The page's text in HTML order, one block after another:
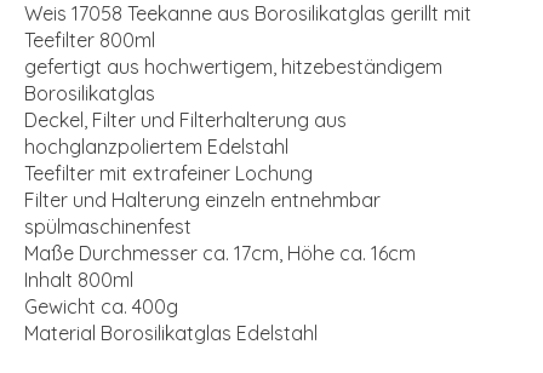
Weis 17058 Teekanne aus Borosilikatglas gerillt mit
Teefilter 800ml
gefertigt aus hochwertigem, hitzebeständigem
Borosilikatglas
Deckel, Filter und Filterhalterung aus
hochglanzpoliertem Edelstahl
Teefilter mit extrafeiner Lochung
Filter und Halterung einzeln entnehmbar
spülmaschinenfest
Maße Durchmesser ca. 17cm, Höhe ca. 16cm
Inhalt 800ml
Gewicht ca. 400g
Material Borosilikatglas Edelstahl